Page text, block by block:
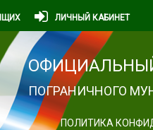
ЛИЧНЫЙ КАБИНЕТ
ПОГРАНИЧНОГО
ПОЛИТИКА